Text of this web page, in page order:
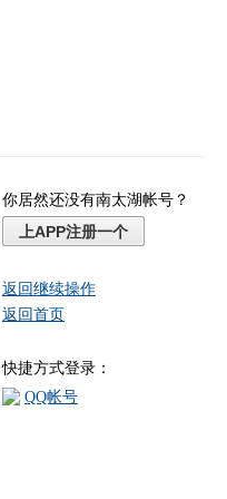
你居然还没有南太湖帐号？
上APP注册一个
返回继续操作
返回首页
快捷方式登录：
QQ帐号